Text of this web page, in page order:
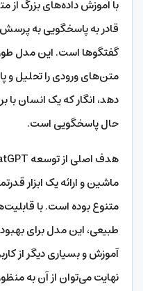
قادر به پاسخگویی به
گفتگوها است. این مدل
متن‌های ورودی را تحلیل و
دهد، انگار که یک انسان با
حال پاسخگویی است.
ماشین و ارائه یک ابزار
متنوع بوده است. با
طبیعی، این مدل برای
آموزش و بسیاری دیگر از
نهایت می‌توان از آن به